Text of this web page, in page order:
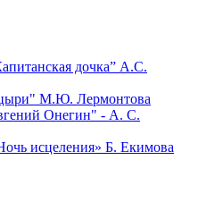
дочка” А.С.
М.Ю. Лермонтова
Онегин" - А. С.
исцеления» Б. Екимова